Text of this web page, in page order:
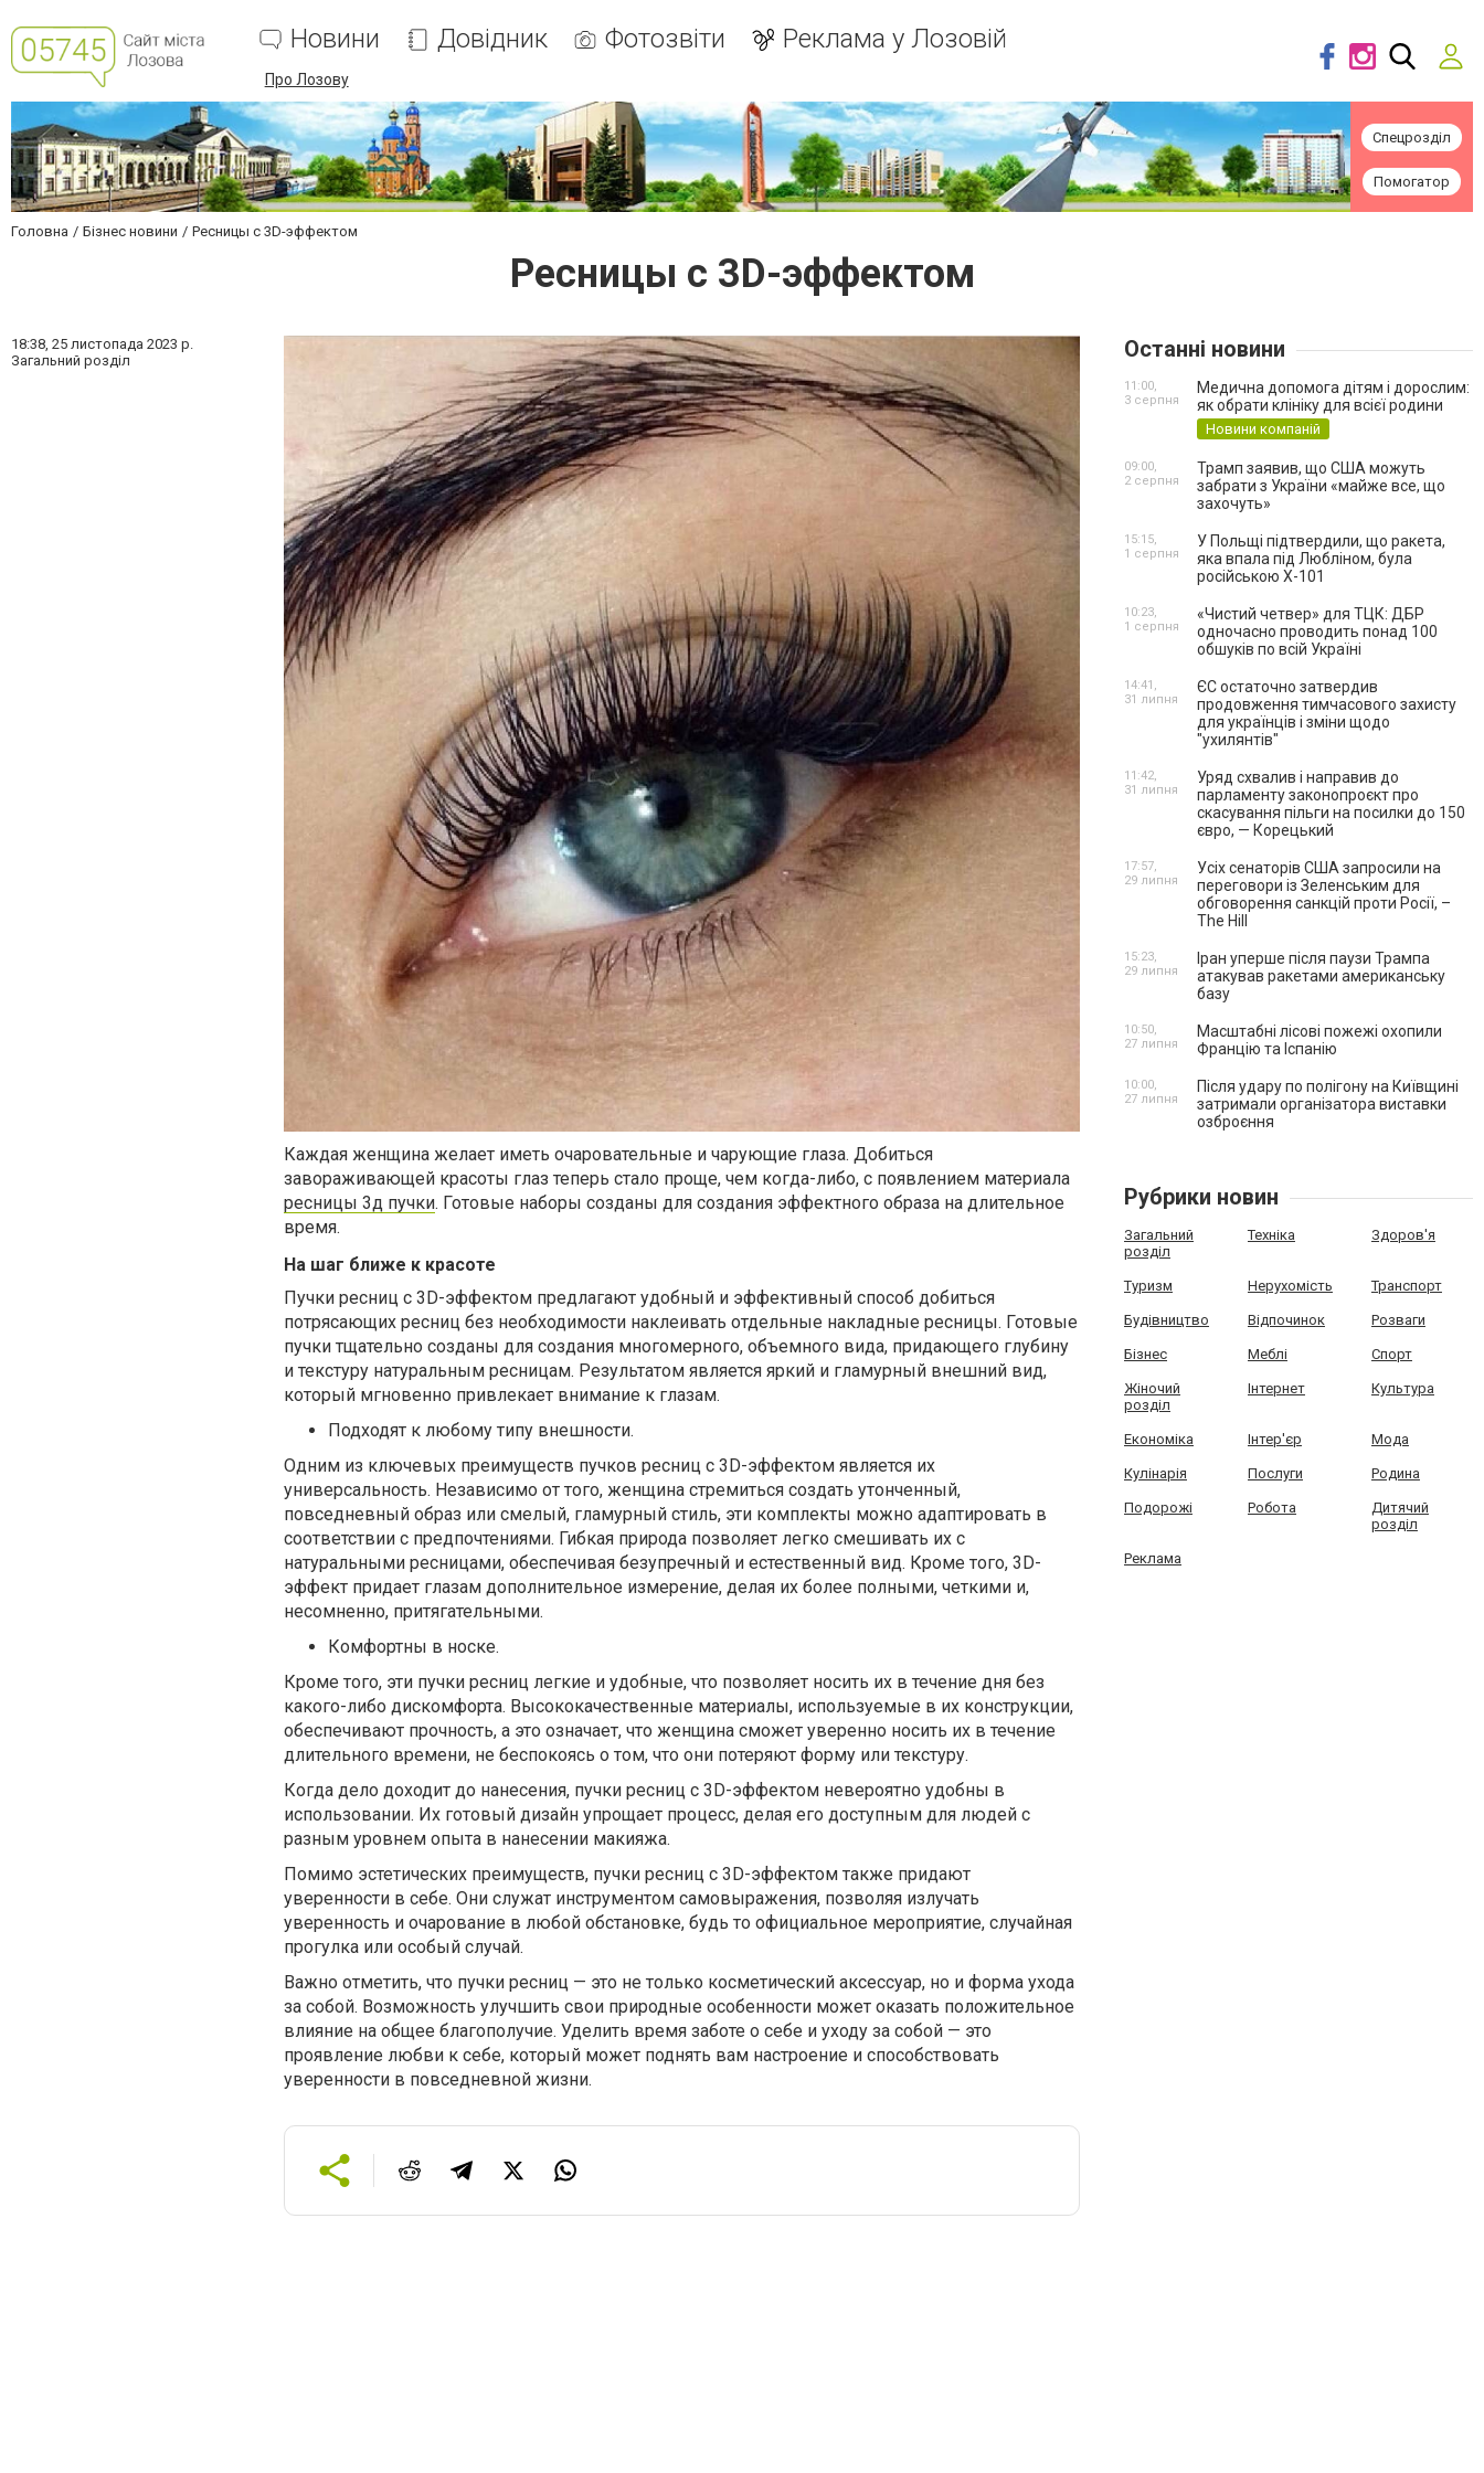
Новини Довідник Фотозвіти Реклама у Лозовій
Про Лозову
Спецрозділ
Помогатор
Головна Бізнес новини Ресницы с 3D-эффектом
Ресницы с 3D-эффектом
18:38, 25 листопада 2023 р.
Загальний розділ
Каждая женщина желает иметь очаровательные и чарующие глаза. Добиться
завораживающей красоты глаз теперь стало проще, чем когда-либо, с появлением материала
ресницы 3д пучки. Готовые наборы созданы для создания эффектного образа на длительное
время.
На шаг ближе к красоте
Пучки ресниц с 3D-эффектом предлагают удобный и эффективный способ добиться
потрясающих ресниц без необходимости наклеивать отдельные накладные ресницы. Готовые
пучки тщательно созданы для создания многомерного, объемного вида, придающего глубину
и текстуру натуральным ресницам. Результатом является яркий и гламурный внешний вид,
который мгновенно привлекает внимание к глазам.
Подходят к любому типу внешности.
Одним из ключевых преимуществ пучков ресниц с 3D-эффектом является их
универсальность. Независимо от того, женщина стремиться создать утонченный,
повседневный образ или смелый, гламурный стиль, эти комплекты можно адаптировать в
соответствии с предпочтениями. Гибкая природа позволяет легко смешивать их с
натуральными ресницами, обеспечивая безупречный и естественный вид. Кроме того, 3D-
эффект придает глазам дополнительное измерение, делая их более полными, четкими и,
несомненно, притягательными.
Комфортны в носке.
Кроме того, эти пучки ресниц легкие и удобные, что позволяет носить их в течение дня без
какого-либо дискомфорта. Высококачественные материалы, используемые в их конструкции,
обеспечивают прочность, а это означает, что женщина сможет уверенно носить их в течение
длительного времени, не беспокоясь о том, что они потеряют форму или текстуру.
Когда дело доходит до нанесения, пучки ресниц с 3D-эффектом невероятно удобны в
использовании. Их готовый дизайн упрощает процесс, делая его доступным для людей с
разным уровнем опыта в нанесении макияжа.
Помимо эстетических преимуществ, пучки ресниц с 3D-эффектом также придают
уверенности в себе. Они служат инструментом самовыражения, позволяя излучать
уверенность и очарование в любой обстановке, будь то официальное мероприятие, случайная
прогулка или особый случай.
Важно отметить, что пучки ресниц — это не только косметический аксессуар, но и форма ухода
за собой. Возможность улучшить свои природные особенности может оказать положительное
влияние на общее благополучие. Уделить время заботе о себе и уходу за собой — это
проявление любви к себе, который может поднять вам настроение и способствовать
уверенности в повседневной жизни.
Останні новини
Медична допомога дітям і дорослим:
як обрати клініку для всієї родини
Новини компаній
11:00,
3 серпня
Трамп заявив, що США можуть
забрати з України «майже все, що
захочуть»
09:00,
2 серпня
У Польщі підтвердили, що ракета,
яка впала під Любліном, була
російською Х-101
15:15,
1 серпня
«Чистий четвер» для ТЦК: ДБР
одночасно проводить понад 100
обшуків по всій Україні
10:23,
1 серпня
ЄС остаточно затвердив
продовження тимчасового захисту
для українців і зміни щодо
"ухилянтів"
14:41,
31 липня
Уряд схвалив і направив до
парламенту законопроєкт про
скасування пільги на посилки до 150
євро, — Корецький
11:42,
31 липня
Усіх сенаторів США запросили на
переговори із Зеленським для
обговорення санкцій проти Росії, –
The Hill
17:57,
29 липня
Іран уперше після паузи Трампа
атакував ракетами американську
базу
15:23,
29 липня
Масштабні лісові пожежі охопили
Францію та Іспанію
10:50,
27 липня
Після удару по полігону на Київщині
затримали організатора виставки
озброєння
10:00,
27 липня
Рубрики новин
Загальний
розділ
Техніка Здоров'я
Туризм Нерухомість Транспорт
Будівництво Відпочинок Розваги
Бізнес Меблі Спорт
Жіночий
розділ
Інтернет Культура
Економіка Інтер'єр Мода
Кулінарія Послуги Родина
Подорожі Робота
Дитячий
розділ
Реклама